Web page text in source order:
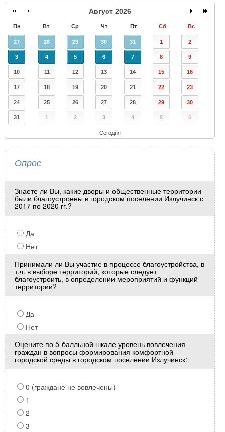
Август 2026
Пн Вт Ср Чт Пт Сб Вс
27 28 29 30 31 1 2
3 4 5 6 7 8 9
10 11 12 13 14 15 16
17 18 19 20 21 22 23
24 25 26 27 28 29 30
31 1 2 3 4 5 6
Сегодня
Опрос
Знаете ли Вы, какие дворы и общественные территории
были благоустроены в городском поселении Излучинск с
2017 по 2020 гг.?
Да
Нет
Принимали ли Вы участие в процессе благоустройства, в
т.ч. в выборе территорий, которые следует
благоустроить, в определении мероприятий и функций
территории?
Да
Нет
Оцените по 5-балльной шкале уровень вовлечения
граждан в вопросы формирования комфортной
городской среды в городском поселении Излучинск:
0 (граждане не вовлечены)
1
2
3